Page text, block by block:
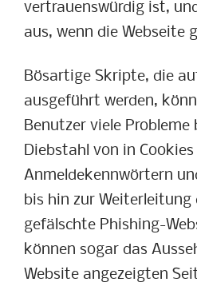
vertrauenswürdig ist,
aus, wenn die Webseite
Bösartige Skripte, die
ausgeführt werden,
Benutzer viele Probleme
Diebstahl von in
Anmeldekennwörtern
bis hin zur Weiterleitung
gefälschte Phishing-
können sogar das
Website angezeigten